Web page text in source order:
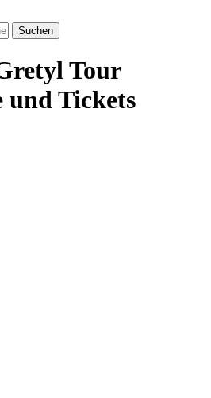
Suchen
Tour
und Tickets